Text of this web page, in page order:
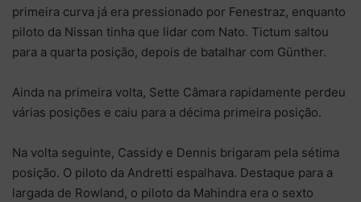
primeira curva já era pressionado por Fenestraz, enquanto
piloto da Nissan tinha que lidar com Nato. Tictum saltou
para a quarta posição, depois de batalhar com Günther.
Ainda na primeira volta, Sette Câmara rapidamente perdeu
várias posições e caiu para a décima primeira posição.
Na volta seguinte, Cassidy e Dennis brigaram pela sétima
posição. O piloto da Andretti espalhava. Destaque para a
largada de Rowland, o piloto da Mahindra era o sexto